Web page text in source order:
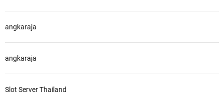
angkaraja
angkaraja
Slot Server Thailand